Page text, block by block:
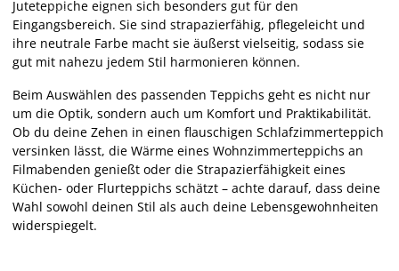
Juteteppiche eignen sich besonders gut für den
Eingangsbereich. Sie sind strapazierfähig, pflegeleicht und
ihre neutrale Farbe macht sie äußerst vielseitig, sodass sie
gut mit nahezu jedem Stil harmonieren können.
Beim Auswählen des passenden Teppichs geht es nicht nur
um die Optik, sondern auch um Komfort und Praktikabilität.
Ob du deine Zehen in einen flauschigen Schlafzimmerteppich
versinken lässt, die Wärme eines Wohnzimmerteppichs an
Filmabenden genießt oder die Strapazierfähigkeit eines
Küchen- oder Flurteppichs schätzt – achte darauf, dass deine
Wahl sowohl deinen Stil als auch deine Lebensgewohnheiten
widerspiegelt.